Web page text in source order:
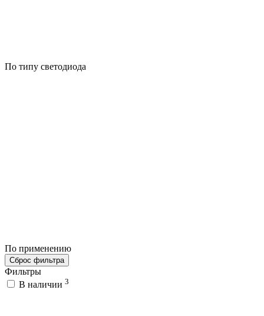
По типу светодиода
По применению
Сброс фильтра
Фильтры
В наличии 3